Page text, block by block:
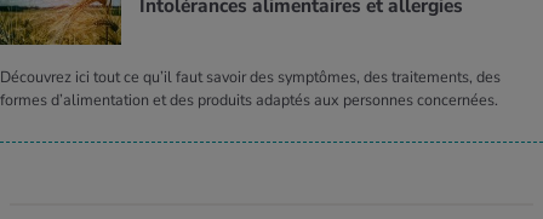
Intolérances alimentaires et allergies
Découvrez ici tout ce qu’il faut savoir des symptômes, des traitements, des
formes d’alimentation et des produits adaptés aux personnes concernées.